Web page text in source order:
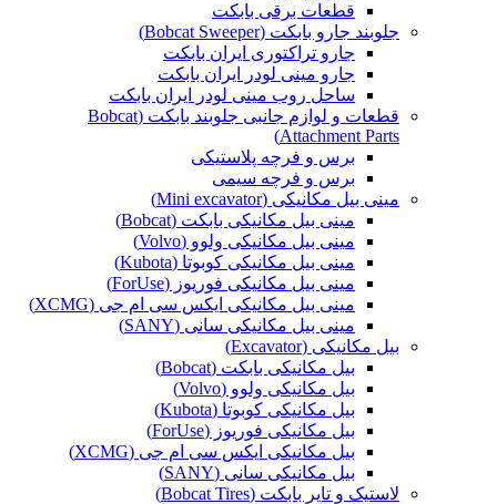
قطعات برقی بابکت
جلوبند جارو بابکت (Bobcat Sweeper)
جارو تراکتوری ایران بابکت
جارو مینی لودر ایران بابکت
ساحل روب مینی لودر ایران بابکت
قطعات و لوازم جانبی جلوبند بابکت (Bobcat
Attachment Parts)
برس و فرچه پلاستیکی
برس و فرچه سیمی
مینی بیل مکانیکی (Mini excavator)
مینی بیل مکانیکی بابکت (Bobcat)
مینی بیل مکانیکی ولوو (Volvo)
مینی بیل مکانیکی کوبوتا (Kubota)
مینی بیل مکانیکی فوریوز (ForUse)
مینی بیل مکانیکی ایکس سی ام جی (XCMG)
مینی بیل مکانیکی سانی (SANY)
بیل مکانیکی (Excavator)
بیل مکانیکی بابکت (Bobcat)
بیل مکانیکی ولوو (Volvo)
بیل مکانیکی کوبوتا (Kubota)
بیل مکانیکی فوریوز (ForUse)
بیل مکانیکی ایکس سی ام جی (XCMG)
بیل مکانیکی سانی (SANY)
لاستیک و تایر بابکت (Bobcat Tires)